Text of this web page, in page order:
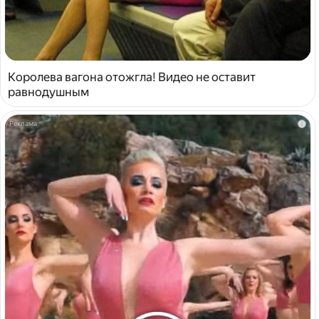
Королева вагона отожгла! Видео не оставит
равнодушным
i